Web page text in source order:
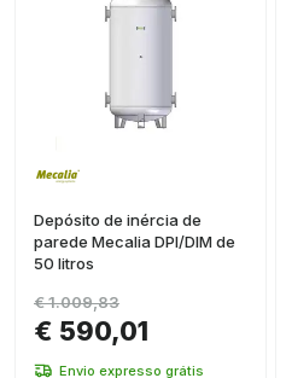
Depósito de inércia de
parede Mecalia DPI/DIM de
50 litros
€ 590,01
€ 1.009,83
Envio expresso grátis